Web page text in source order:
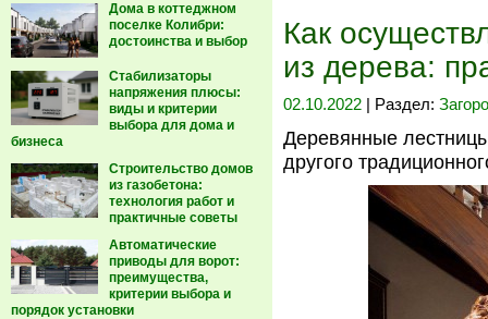
Дома в коттеджном
поселке Колибри:
достоинства и выбор
Стабилизаторы
напряжения плюсы:
виды и критерии
выбора для дома и
бизнеса
Строительство домов
из газобетона:
технология работ и
практичные советы
Автоматические
приводы для ворот:
преимущества,
критерии выбора и
порядок установки
Как
из дерева:
02.10.2022 | Раздел:
Деревянные
другого